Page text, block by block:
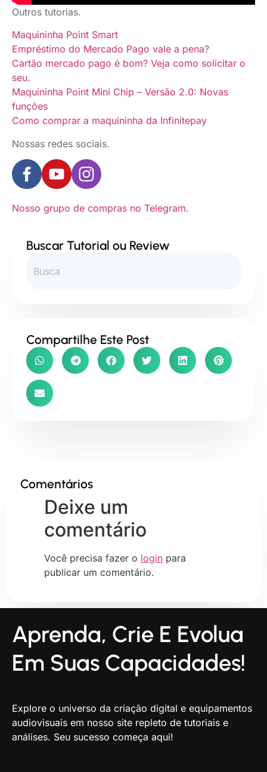
Outros tutorias.
Maquininha Point Smart
Empréstimo do Mercado Pago vale a pena?
Cartão mercado pago é bom? Veja como solicitar o
seu.
Maquininha Point Mini Chip – Versão 2.0: Novas
funções
Como comprar a maquininha da Infinitepay
Nossas redes sociais.
Nosso grupo de compras no Telegram.
Buscar Tutorial ou Review
Compartilhe Este Post
Comentários
Deixe um
comentário
Você precisa fazer o login para
publicar um comentário.
Aprenda, Crie E Evolua
Em Suas Capacidades!
Explore o universo da criação digital e equipamentos
audiovisuais em nosso site repleto de tutoriais e
análises. Seu sucesso começa aqui!